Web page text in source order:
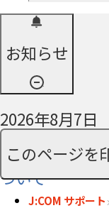
お知らせ
2026年8月7日
「whoo」サ
ついて
このページを
J:COM サポート